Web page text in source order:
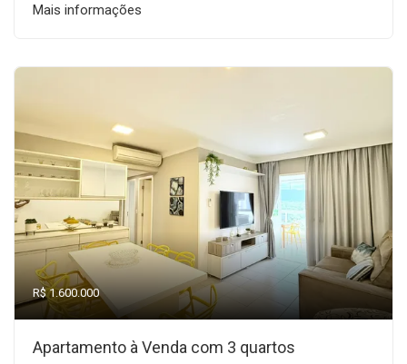
Mais informações
R$ 1.600.000
Apartamento à Venda com 3 quartos